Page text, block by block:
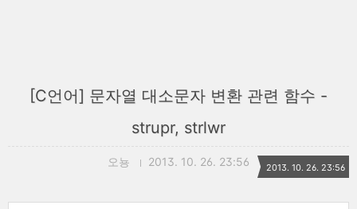
[C언어] 문자열 대소문자 변환 관련 함수 -
strupr, strlwr
오뇽 2013. 10. 26. 23:56 2013. 10. 26. 23:56